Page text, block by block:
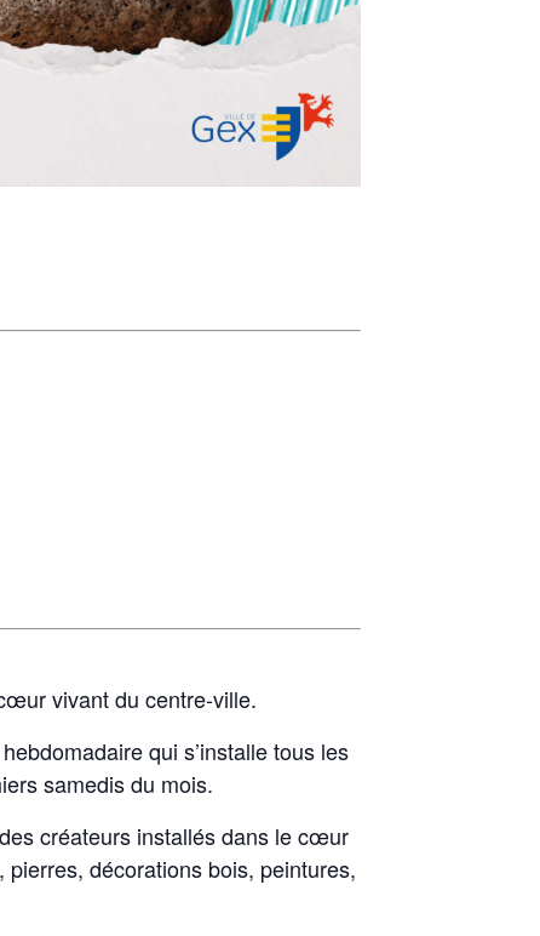
vivant du centre-ville.
qui s’installe tous les
samedis du mois.
créateurs installés dans le cœur
décorations bois, peintures,